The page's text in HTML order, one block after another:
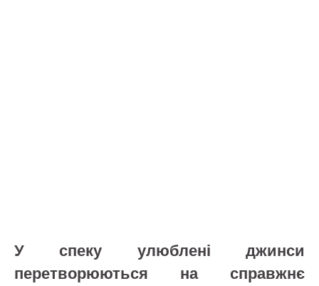
У спеку улюблені джинси
перетворюються на справжнє